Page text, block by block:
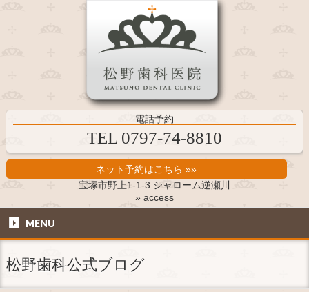
電話予約
TEL 0797-74-8810
ネット予約はこちら »»
宝塚市野上1-1-3 シャローム逆瀬川
» access
MENU
松野歯科公式ブログ